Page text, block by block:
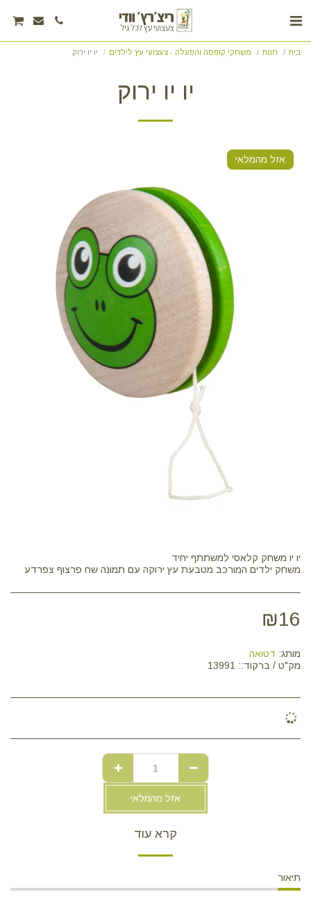
בית חנות משחקי קופסה והפעלה - צעצועי עץ לילדים יו יו ירוק
יו יו ירוק
אזל מהמלאי
משחק ילדים המורכב מטבעת עץ ירוקה עם תמונה שח פרצוף צפרדע
₪16
מותג: דטואה
מק"ט / ברקוד:: 13991
אזל מהמלאי
קרא עוד
תיאור